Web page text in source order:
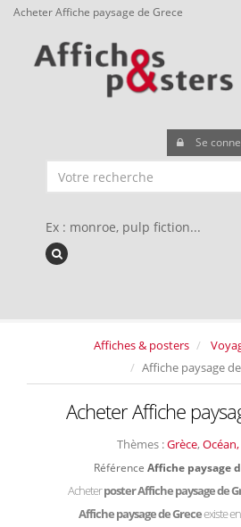
Acheter Affiche paysage de Grece
Se
Ex : monroe, pulp fiction...
Affiches & posters
Affiche paysage
Acheter Affiche
Thèmes :Grèce,
Référence Affiche paysage
Acheterposter Affiche paysage de
Affiche paysage de Greceexiste